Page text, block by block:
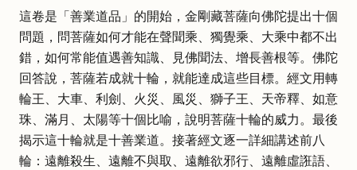
這卷是「善業道品」的開始，金剛藏菩薩向佛陀提出十個
問題，問菩薩如何才能在聲聞乘、獨覺乘、大乘中都不出
錯，如何常能值遇善知識、見佛聞法、增長善根等。佛陀
回答說，菩薩若成就十輪，就能達成這些目標。經文用轉
輪王、大車、利劍、火災、風災、獅子王、天帝釋、如意
珠、滿月、太陽等十個比喻，說明菩薩十輪的威力。最後
揭示這十輪就是十善業道。接著經文逐一詳細講述前八
輪：遠離殺生、遠離不與取、遠離欲邪行、遠離虛誑語、